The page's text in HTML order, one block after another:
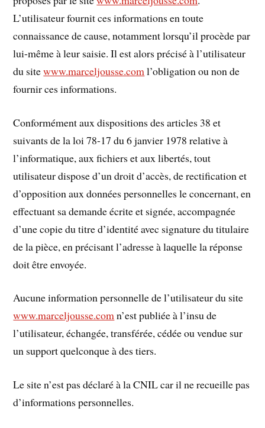
L’utilisateur fournit ces informations en toute
connaissance de cause, notamment lorsqu’il procède par
lui-même à leur saisie. Il est alors précisé à l’utilisateur
du sitewww.marceljousse.coml’obligation ou non de
fournir ces informations.
Conformément aux dispositions des articles 38 et
suivants de la loi 78-17 du 6 janvier 1978 relative à
l’informatique, aux fichiers et aux libertés, tout
utilisateur dispose d’un droit d’accès, de rectification et
d’opposition aux données personnelles le concernant, en
effectuant sa demande écrite et signée, accompagnée
d’une copie du titre d’identité avec signature du titulaire
de la pièce, en précisant l’adresse à laquelle la réponse
doit être envoyée.
Aucune information personnelle de l’utilisateur du site
www.marceljousse.comn’est publiée à l’insu de
l’utilisateur, échangée, transférée, cédée ou vendue sur
un support quelconque à des tiers.
Le site n’est pas déclaré à la CNIL car il ne recueille pas
d’informations personnelles.